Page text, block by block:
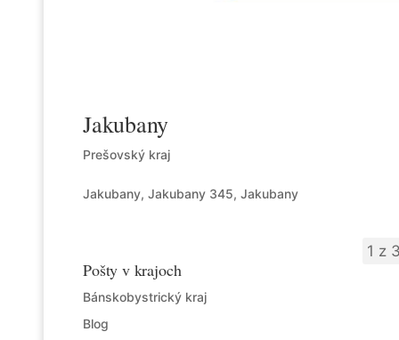
Jakubany
Prešovský kraj
Jakubany, Jakubany 345, Jakubany
1 z
Pošty v krajoch
Bánskobystrický kraj
Blog